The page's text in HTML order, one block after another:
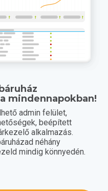
mindennapokban!
admin felület,
beépített
alkalmazás.
néhány
mindig könnyedén.